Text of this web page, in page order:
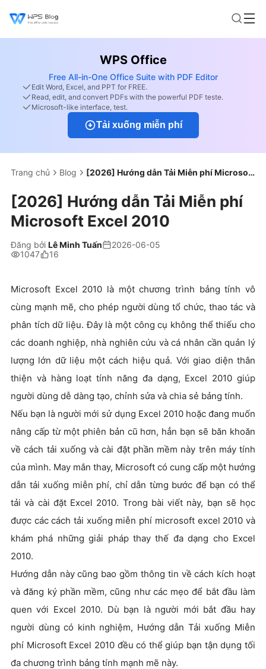
WPS Office
Free All-in-One Office Suite with PDF Editor
Edit Word, Excel, and PPT for FREE.
Read, edit, and convert PDFs with the powerful PDF teste.
Microsoft-like interface, test.
Tải xuống miễn phí
Trang chủ Blog [2026] Hướng dẫn Tải Miễn phí Microsoft Excel 2010
[2026] Hướng dẫn Tải Miễn phí
Microsoft Excel 2010
Đăng bởi Lê Minh Tuấn
2026-06-05
1047
16
Microsoft Excel 2010 là một chương trình bảng tính vô
cùng mạnh mẽ, cho phép người dùng tổ chức, thao tác và
phân tích dữ liệu. Đây là một công cụ không thể thiếu cho
các doanh nghiệp, nhà nghiên cứu và cá nhân cần quản lý
lượng lớn dữ liệu một cách hiệu quả. Với giao diện thân
thiện và hàng loạt tính năng đa dạng, Excel 2010 giúp
người dùng dễ dàng tạo, chỉnh sửa và chia sẻ bảng tính.
Nếu bạn là người mới sử dụng Excel 2010 hoặc đang muốn
nâng cấp từ một phiên bản cũ hơn, hẳn bạn sẽ băn khoăn
về cách tải xuống và cài đặt phần mềm này trên máy tính
của mình. May mắn thay, Microsoft có cung cấp một hướng
dẫn tải xuống miễn phí, chỉ dẫn từng bước để bạn có thể
tải và cài đặt Excel 2010. Trong bài viết này, bạn sẽ học
được các cách tải xuống miễn phí microsoft excel 2010 và
khám phá những giải pháp thay thế đa dạng cho Excel
2010.
Hướng dẫn này cũng bao gồm thông tin về cách kích hoạt
và đăng ký phần mềm, cũng như các mẹo để bắt đầu làm
quen với Excel 2010. Dù bạn là người mới bắt đầu hay
người dùng có kinh nghiệm, Hướng dẫn Tải xuống Miễn
phí Microsoft Excel 2010 đều có thể giúp bạn tận dụng tối
đa chương trình bảng tính mạnh mẽ này.